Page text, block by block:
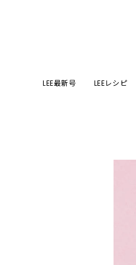
LEE最新号 LEEレシピ